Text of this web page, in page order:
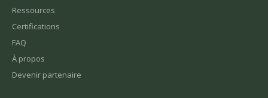
Ressources
Certifications
FAQ
À propos
Devenir partenaire